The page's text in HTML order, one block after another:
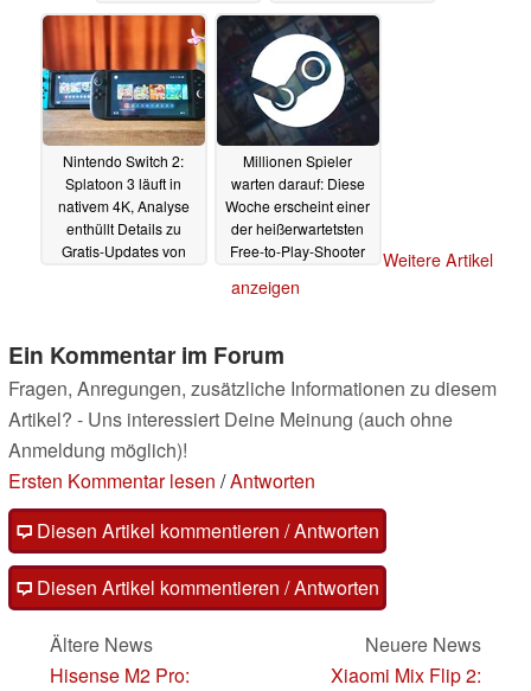
30.06.2025
Nintendo Switch 2:
Splatoon 3 läuft in
nativem 4K, Analyse
enthüllt Details zu
Gratis-Updates von
Millionen Spieler
warten darauf: Diese
Woche erscheint einer
der heißerwartetsten
Free-to-Play-Shooter
Weitere Artikel
anzeigen
Ein Kommentar im Forum
Fragen, Anregungen, zusätzliche Informationen zu diesem
Artikel? - Uns interessiert Deine Meinung (auch ohne
Anmeldung möglich)!
Ersten Kommentar lesen /Antworten
Diesen Artikel kommentieren / Antworten
Diesen Artikel kommentieren / Antworten
Ältere News
Hisense M2 Pro:
Neuere News
Xiaomi Mix Flip 2: